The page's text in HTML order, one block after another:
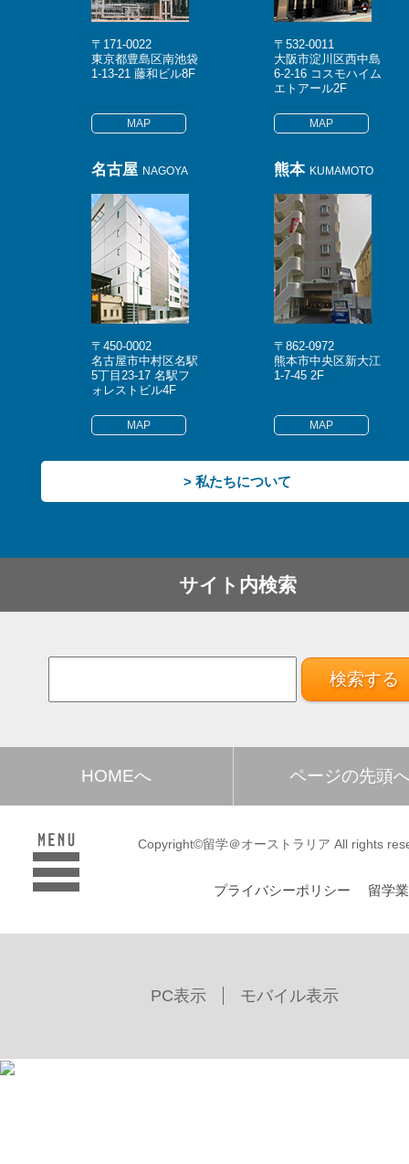
〒171-0022
東京都豊島区南池袋
1-13-21 藤和ビル8F
MAP
〒532-0011
大阪市淀川区西中島
6-2-16 コスモハイム
エトアール2F
MAP
名古屋 NAGOYA
〒450-0002
名古屋市中村区名駅
5丁目23-17 名駅フ
ォレストビル4F
MAP
熊本 KUMAMOTO
〒862-0972
熊本市中央区新大江
1-7-45 2F
MAP
> 私たちについて
サイト内検索
HOMEへ ページの先頭
Copyright©留学＠オーストラリア All rights
プライバシーポリシー 留学
PC表示 モバイル表示